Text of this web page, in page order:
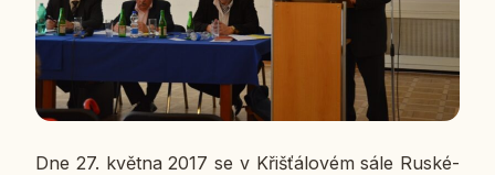
Dne 27. května 2017 se v Křiš­ťá­lo­vém sále Rus­ké­